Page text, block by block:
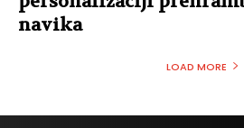
navika
LOAD MORE